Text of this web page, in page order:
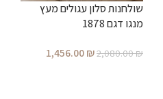
שולחנות סלון עגולים מעץ
מנגו דגם 1878
2,080.00₪
1,456.00₪